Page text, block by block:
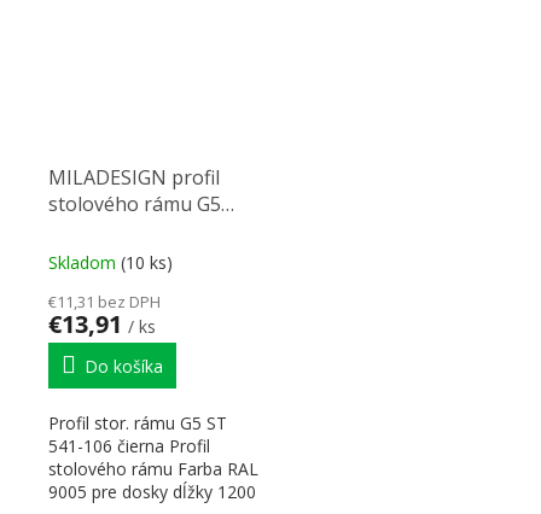
MILADESIGN profil
stolového rámu G5
Skladom (10 ks)
€11,31 bez DPH
€13,91 / ks
Do košíka
Profil stor. rámu G5 ST
541-106 čierna Profil
stolového rámu Farba RAL
9005 pre dosky dĺžky 1200